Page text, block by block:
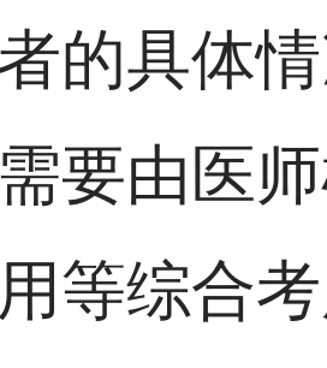
的具体
要由医
等综合